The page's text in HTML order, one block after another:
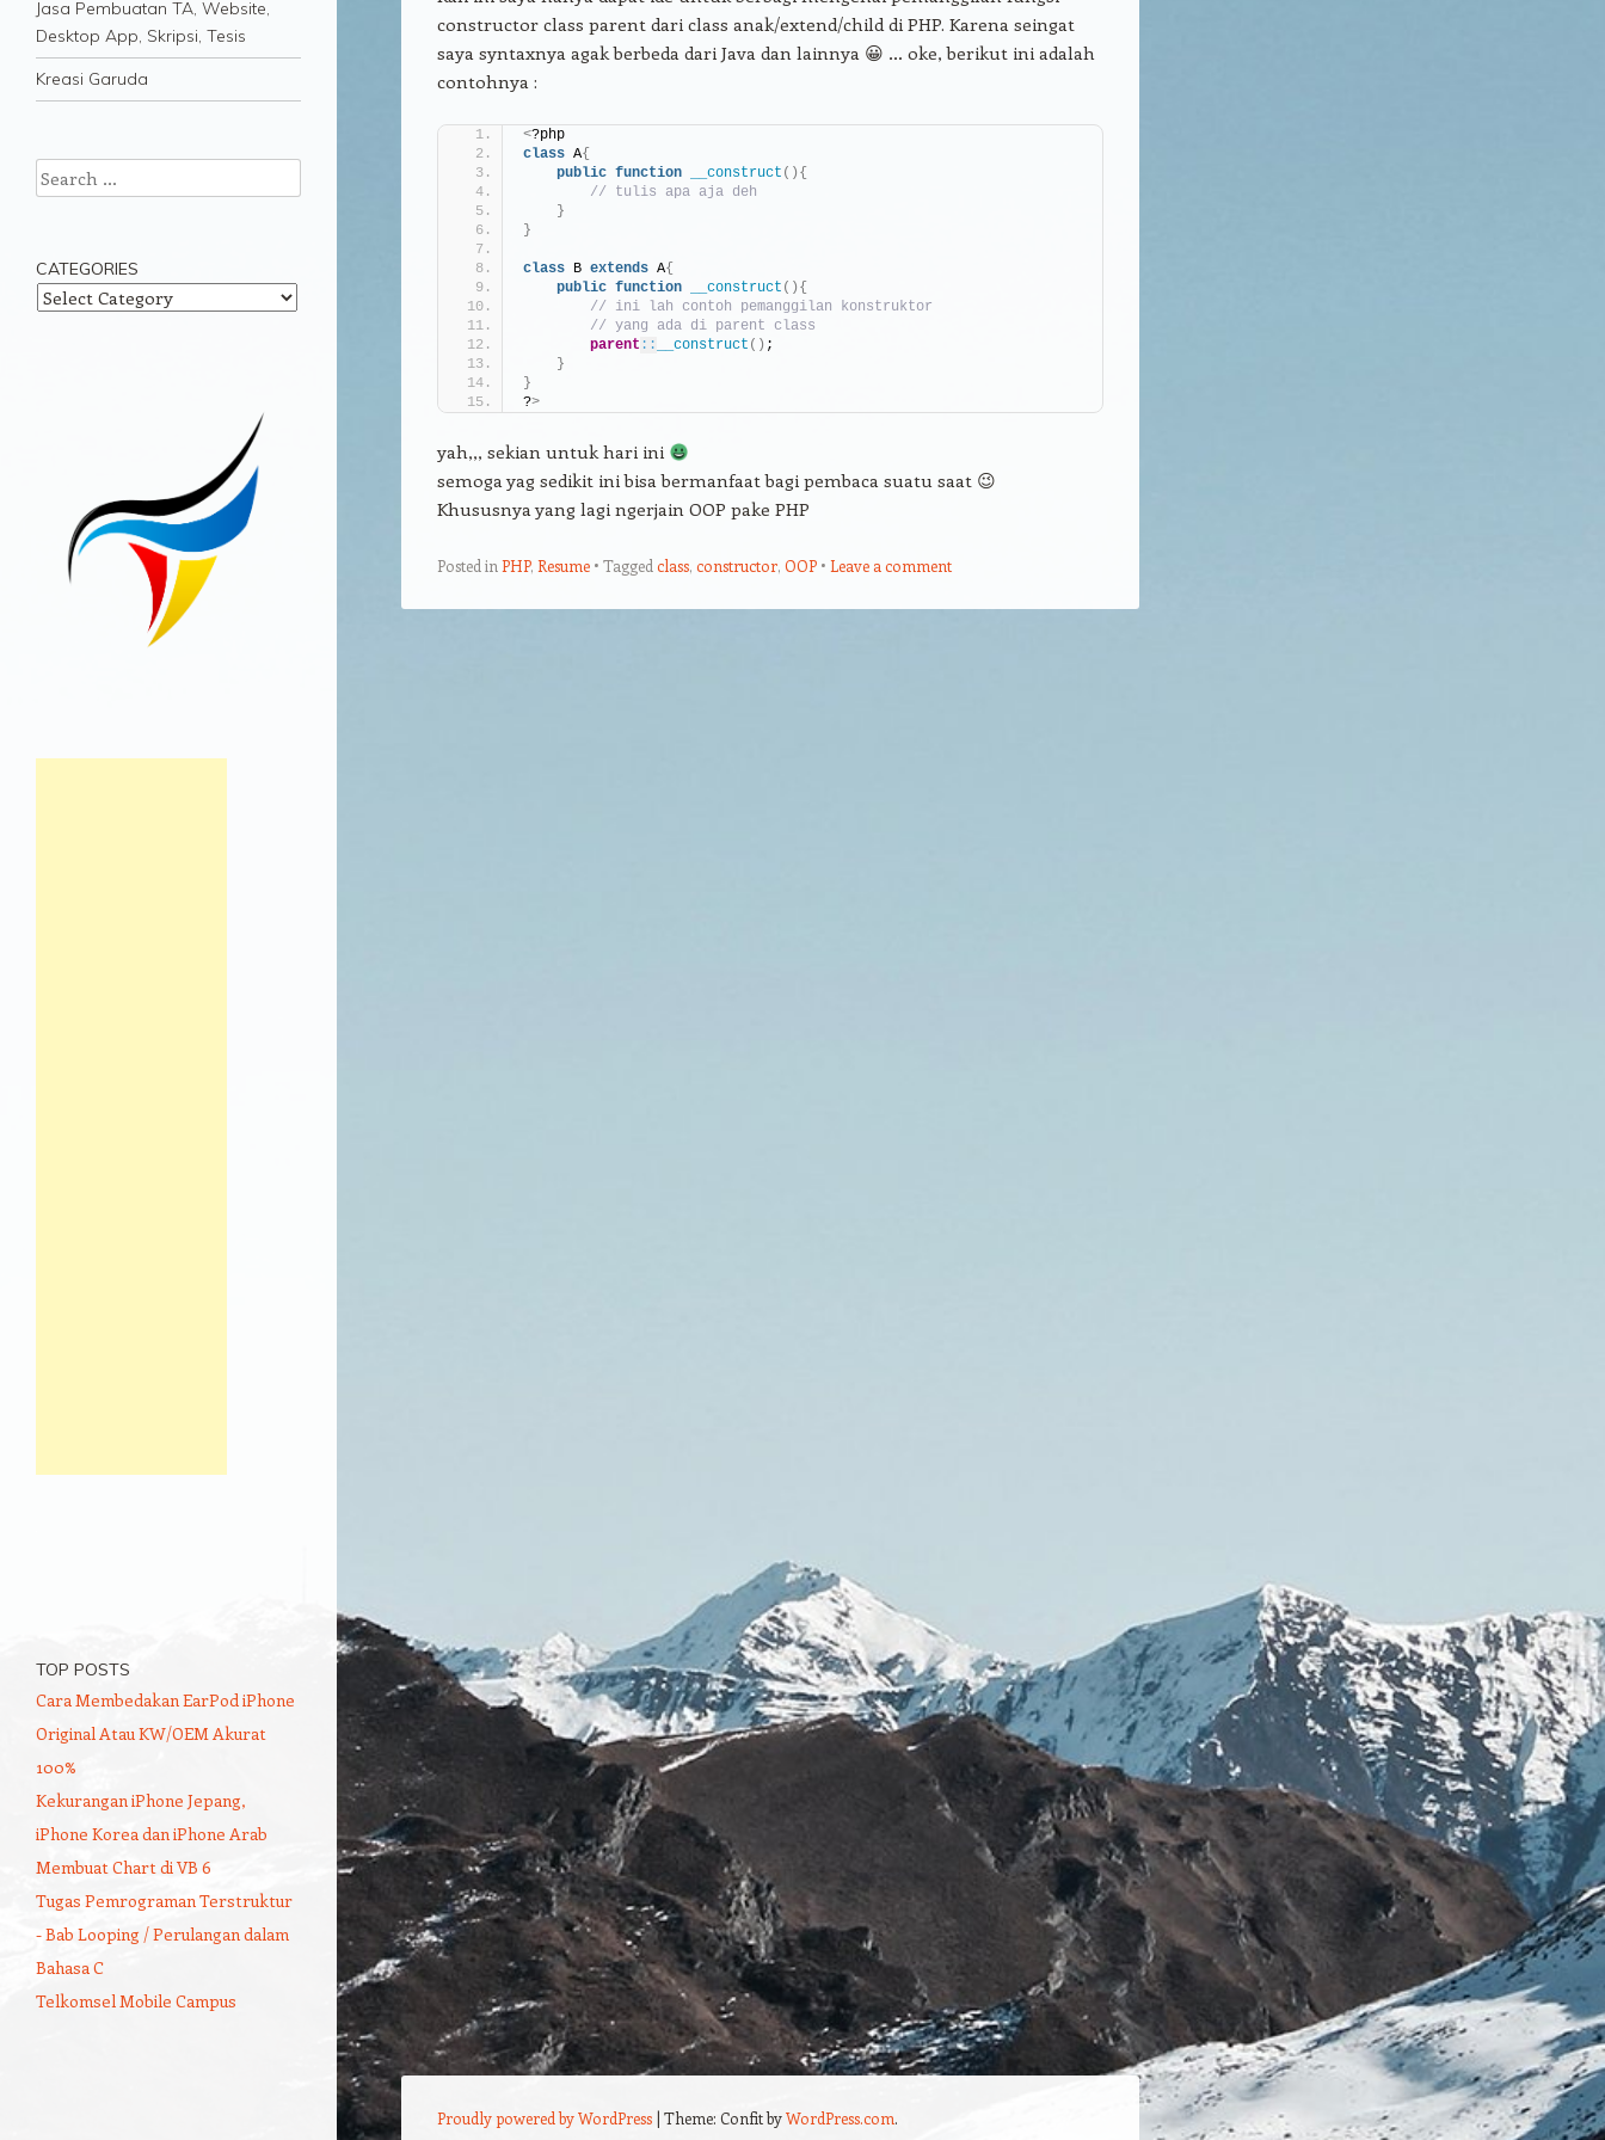
Jasa Pembuatan TA, Website,
Desktop App, Skripsi, Tesis
Kreasi Garuda
constructor class parent dari class anak/extend/child di PHP. Karena seingat
saya syntaxnya agak berbeda dari Java dan lainnya 😀 … oke, berikut ini adalah
contohnya :
<?php
class A{
public function __construct (){
// tulis apa aja deh
}
}
class B extends A{
public function __construct (){
// ini lah contoh pemanggilan konstruktor
// yang ada di parent class
parent :: __construct () ;
}
}
?>
yah,,, sekian untuk hari ini
semoga yag sedikit ini bisa bermanfaat bagi pembaca suatu saat 😉
Khususnya yang lagi ngerjain OOP pake PHP
Posted in PHP, Resume Tagged class, constructor, OOP Leave a comment
Search
CATEGORIES
Categories
TOP POSTS
Cara Membedakan EarPod iPhone
Original Atau KW/OEM Akurat
100%
Kekurangan iPhone Jepang,
iPhone Korea dan iPhone Arab
Membuat Chart di VB 6
Tugas Pemrograman Terstruktur
- Bab Looping / Perulangan dalam
Bahasa C
Telkomsel Mobile Campus
Proudly powered by WordPress | Theme: Confit byWordPress.com.